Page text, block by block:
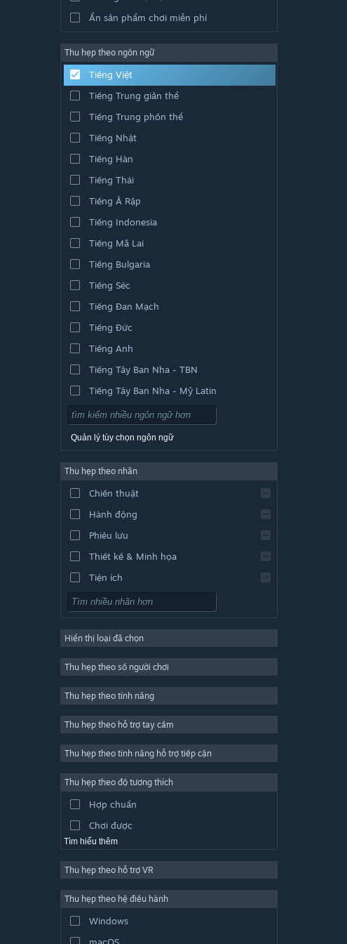
Ẩn sản phẩm chơi miễn phí
Thu hẹp theo ngôn ngữ
Tiếng Việt
Tiếng Trung giản thể
Tiếng Trung phồn thể
Tiếng Nhật
Tiếng Hàn
Tiếng Thái
Tiếng Ả Rập
Tiếng Indonesia
Tiếng Mã Lai
Tiếng Bulgaria
Tiếng Séc
Tiếng Đan Mạch
Tiếng Đức
Tiếng Anh
Tiếng Tây Ban Nha - TBN
Tiếng Tây Ban Nha - Mỹ Latin
Quản lý tùy chọn ngôn ngữ
Thu hẹp theo nhãn
Chiến thuật
Hành động
Phiêu lưu
Thiết kế & Minh họa
Tiện ích
Chơi miễn phí
Trực tuyến nhiều người chơi
Indie
Đơn giản
Mô phỏng
Sản xuất video
Chỉnh sửa ảnh
Hiển thị loại đã chọn
Thu hẹp theo số người chơi
Thu hẹp theo tính năng
Thu hẹp theo hỗ trợ tay cầm
Thu hẹp theo tính năng hỗ trợ tiếp cận
Thu hẹp theo độ tương thích
Hợp chuẩn
Chơi được
Tìm hiểu thêm
Thu hẹp theo hỗ trợ VR
Thu hẹp theo hệ điều hành
Windows